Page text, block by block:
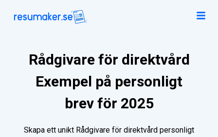
Rådgivare för direktvård
Exempel på personligt
brev för 2025
Skapa ett unikt Rådgivare för direktvård personligt